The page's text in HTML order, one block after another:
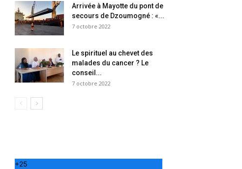
Arrivée à Mayotte du pont de
secours de Dzoumogné : «...
7 octobre 2022
Le spirituel au chevet des
malades du cancer ? Le
conseil...
7 octobre 2022
+25